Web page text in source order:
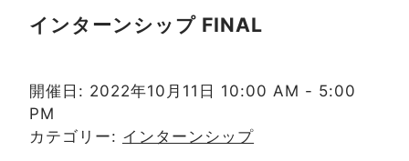
インターンシップ FINAL
開催日: 2022年10月11日 10:00 AM - 5:00
PM
カテゴリー: インターンシップ